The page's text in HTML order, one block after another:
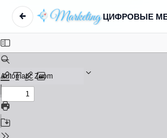
←
Return to Article Details